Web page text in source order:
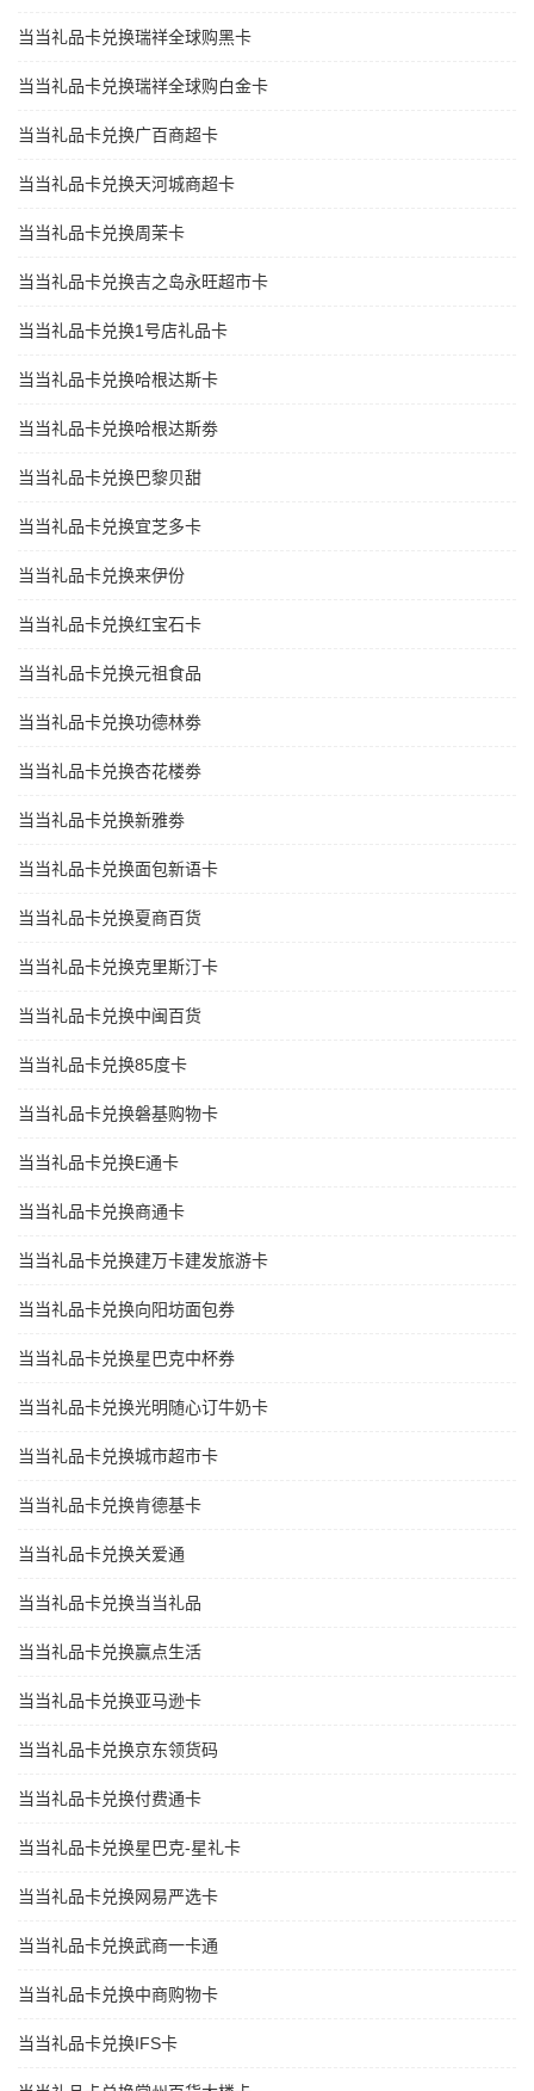
当当礼品卡兑换瑞祥全球购黑卡
当当礼品卡兑换瑞祥全球购白金卡
当当礼品卡兑换广百商超卡
当当礼品卡兑换天河城商超卡
当当礼品卡兑换周茉卡
当当礼品卡兑换吉之岛永旺超市卡
当当礼品卡兑换1号店礼品卡
当当礼品卡兑换哈根达斯卡
当当礼品卡兑换哈根达斯劵
当当礼品卡兑换巴黎贝甜
当当礼品卡兑换宜芝多卡
当当礼品卡兑换来伊份
当当礼品卡兑换红宝石卡
当当礼品卡兑换元祖食品
当当礼品卡兑换功德林劵
当当礼品卡兑换杏花楼劵
当当礼品卡兑换新雅劵
当当礼品卡兑换面包新语卡
当当礼品卡兑换夏商百货
当当礼品卡兑换克里斯汀卡
当当礼品卡兑换中闽百货
当当礼品卡兑换85度卡
当当礼品卡兑换磐基购物卡
当当礼品卡兑换E通卡
当当礼品卡兑换商通卡
当当礼品卡兑换建万卡建发旅游卡
当当礼品卡兑换向阳坊面包券
当当礼品卡兑换星巴克中杯券
当当礼品卡兑换光明随心订牛奶卡
当当礼品卡兑换城市超市卡
当当礼品卡兑换肯德基卡
当当礼品卡兑换关爱通
当当礼品卡兑换当当礼品
当当礼品卡兑换赢点生活
当当礼品卡兑换亚马逊卡
当当礼品卡兑换京东领货码
当当礼品卡兑换付费通卡
当当礼品卡兑换星巴克-星礼卡
当当礼品卡兑换网易严选卡
当当礼品卡兑换武商一卡通
当当礼品卡兑换中商购物卡
当当礼品卡兑换IFS卡